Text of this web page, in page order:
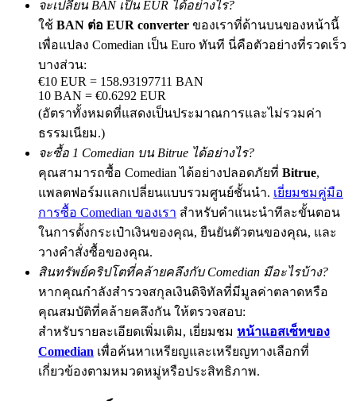
Precious Metals Trading Carnival
Trade Gold & Silver · 33,333 USDT Bonus
USDT New User Exclusive 10% APR
USDT Flexible Staking | Daily Rewards
New Listing Futures Fest
Trade New Futures, Win 200,000 USDT
Crypto World Cup 2026: Grand Finale
จะเปลี่ยน BAN เป็น EUR ได้อย่างไร?
ใช้ BAN ต่อ EUR converter ของเราที่ด้านบนของหน้านี้
เพื่อแปลง Comedian เป็น Euro ทันที นี่คือตัวอย่างที่รวดเร็ว
บางส่วน:
€10 EUR = 158.93197711 BAN
10 BAN = €0.6292 EUR
(อัตราทั้งหมดที่แสดงเป็นประมาณการและไม่รวมค่า
ธรรมเนียม.)
จะซื้อ 1 Comedian บน Bitrue ได้อย่างไร?
คุณสามารถซื้อ Comedian ได้อย่างปลอดภัยที่ Bitrue,
แพลตฟอร์มแลกเปลี่ยนแบบรวมศูนย์ชั้นนำ. เยี่ยมชมคู่มือ
การซื้อ Comedian ของเรา สำหรับคำแนะนำทีละขั้นตอน
ในการตั้งกระเป๋าเงินของคุณ, ยืนยันตัวตนของคุณ, และ
วางคำสั่งซื้อของคุณ.
สินทรัพย์คริปโตที่คล้ายคลึงกับ Comedian มีอะไรบ้าง?
หากคุณกำลังสำรวจสกุลเงินดิจิทัลที่มีมูลค่าตลาดหรือ
คุณสมบัติที่คล้ายคลึงกัน ให้ตรวจสอบ:
สำหรับรายละเอียดเพิ่มเติม, เยี่ยมชม หน้าแอสเซ็ทของ
Comedian เพื่อค้นหาเหรียญและเหรียญทางเลือกที่
เกี่ยวข้องตามหมวดหมู่หรือประสิทธิภาพ.